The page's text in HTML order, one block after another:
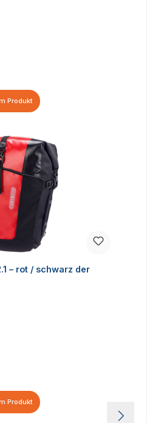
Produkt
– rot / schwarz der
Produkt